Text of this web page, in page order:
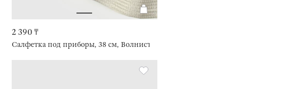
2 390 ₸
Салфетка под приборы, 38 см, Волнистые края, Circle wave